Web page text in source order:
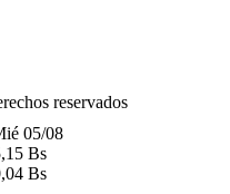
reservados
05/08
Bs
Bs